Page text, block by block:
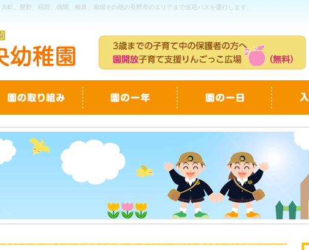
町、豊野、稲田、徳間、柳原、南堀その他の長野市のエリアまで送迎バスを運行します。